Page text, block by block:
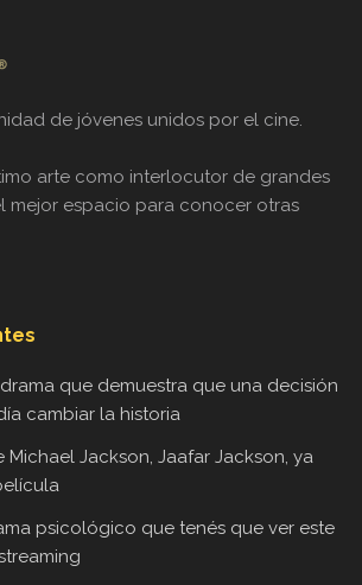
de jóvenes unidos por el cine.
arte como interlocutor de grandes
mejor espacio para conocer otras
que demuestra que una decisión
cambiar la historia
Jackson, Jaafar Jackson, ya
psicológico que tenés que ver este